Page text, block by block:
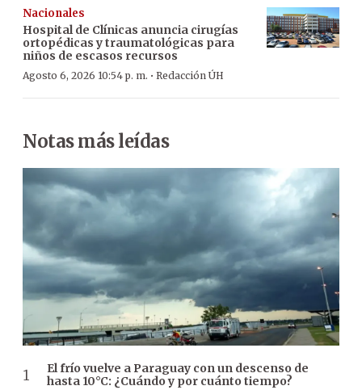
Nacionales
Hospital de Clínicas anuncia cirugías
ortopédicas y traumatológicas para
niños de escasos recursos
Agosto 6, 2026 10:54 p. m. · Redacción ÚH
Notas más leídas
El frío vuelve a Paraguay con un descenso de
hasta 10°C: ¿Cuándo y por cuánto tiempo?